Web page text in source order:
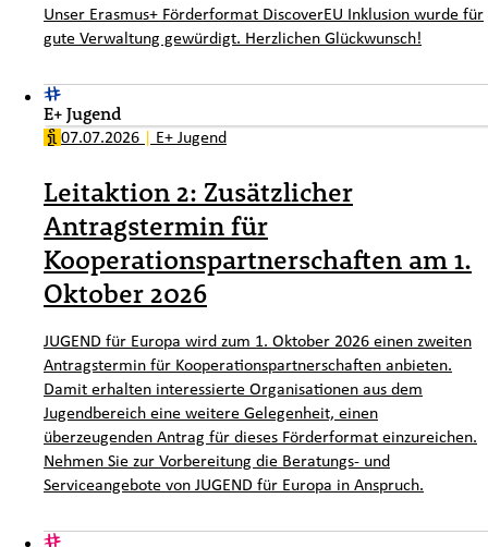
Unser Erasmus+ Förderformat DiscoverEU Inklusion wurde für
gute Verwaltung gewürdigt. Herzlichen Glückwunsch!
E+ Jugend
07.07.2026 | E+ Jugend
Leitaktion 2: Zusätzlicher
Antragstermin für
Kooperationspartnerschaften am 1.
Oktober 2026
JUGEND für Europa wird zum 1. Oktober 2026 einen zweiten
Antragstermin für Kooperationspartnerschaften anbieten.
Damit erhalten interessierte Organisationen aus dem
Jugendbereich eine weitere Gelegenheit, einen
überzeugenden Antrag für dieses Förderformat einzureichen.
Nehmen Sie zur Vorbereitung die Beratungs- und
Serviceangebote von JUGEND für Europa in Anspruch.